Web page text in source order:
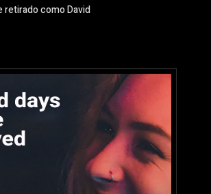
retirado como David